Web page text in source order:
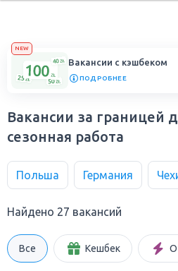
NEW
Вакансии с кэшбеком
ПОДРОБНЕЕ
Вакансии за границей
сезонная работа
Польша Германия
Найдено 27 вакансий
Все Кешбек